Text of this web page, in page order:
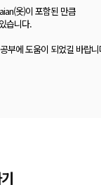
옷)이 포함된 만큼
습니다.
부에 도움이 되었길 바랍